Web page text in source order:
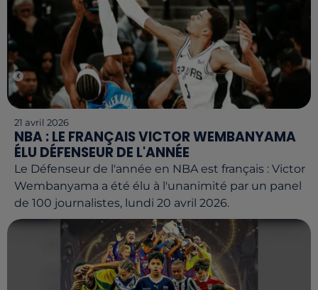
21 avril 2026
NBA : LE FRANÇAIS VICTOR WEMBANYAMA
ÉLU DÉFENSEUR DE L'ANNÉE
Le Défenseur de l'année en NBA est français : Victor
Wembanyama a été élu à l'unanimité par un panel
de 100 journalistes, lundi 20 avril 2026.